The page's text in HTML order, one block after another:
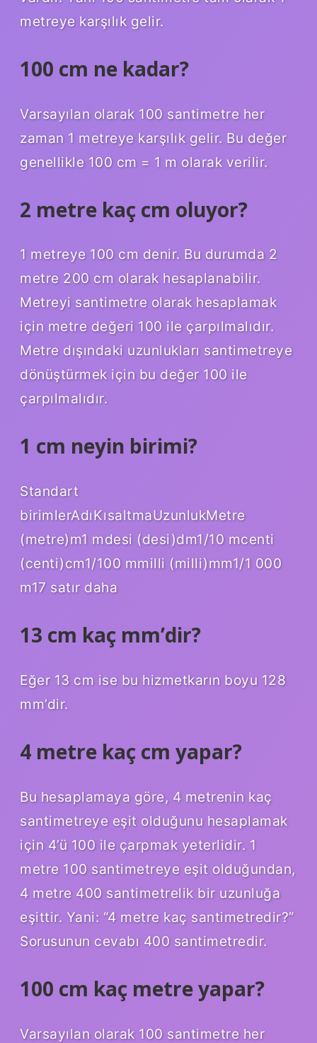
metreye karşılık gelir.
100 cm ne kadar?
Varsayılan olarak 100 santimetre her
zaman 1 metreye karşılık gelir. Bu değer
genellikle 100 cm = 1 m olarak verilir.
2 metre kaç cm oluyor?
1 metreye 100 cm denir. Bu durumda 2
metre 200 cm olarak hesaplanabilir.
Metreyi santimetre olarak hesaplamak
için metre değeri 100 ile çarpılmalıdır.
Metre dışındaki uzunlukları santimetreye
dönüştürmek için bu değer 100 ile
çarpılmalıdır.
1 cm neyin birimi?
Standart
birimlerAdıKısaltmaUzunlukMetre
(metre)m1 mdesi (desi)dm1/10 mcenti
(centi)cm1/100 mmilli (milli)mm1/1 000
m17 satır daha
13 cm kaç mm’dir?
Eğer 13 cm ise bu hizmetkarın boyu 128
mm’dir.
4 metre kaç cm yapar?
Bu hesaplamaya göre, 4 metrenin kaç
santimetreye eşit olduğunu hesaplamak
için 4’ü 100 ile çarpmak yeterlidir. 1
metre 100 santimetreye eşit olduğundan,
4 metre 400 santimetrelik bir uzunluğa
eşittir. Yani: “4 metre kaç santimetredir?”
Sorusunun cevabı 400 santimetredir.
100 cm kaç metre yapar?
Varsayılan olarak 100 santimetre her